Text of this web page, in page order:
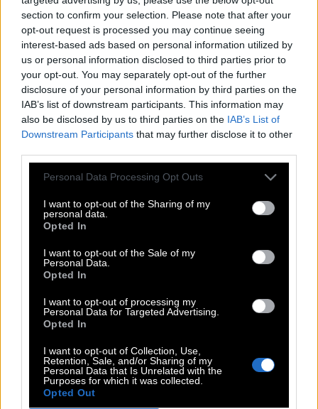
section to confirm your selection. Please note that after your
opt-out request is processed you may continue seeing
interest-based ads based on personal information utilized by
us or personal information disclosed to third parties prior to
your opt-out. You may separately opt-out of the further
disclosure of your personal information by third parties on the
IAB’s list of downstream participants. This information may
also be disclosed by us to third parties on the IAB’s List of
Downstream Participants that may further disclose it to other
Personal Data Processing Opt Outs
I want to opt-out of the Sharing of my
personal data.
Opted In
I want to opt-out of the Sale of my
Personal Data.
Opted In
I want to opt-out of processing my
Personal Data for Targeted Advertising.
Opted In
I want to opt-out of Collection, Use,
Retention, Sale, and/or Sharing of my
Personal Data that Is Unrelated with the
Purposes for which it was collected.
Opted Out
Mini November 30 2022
kreuzworträtsel
A L F
A
A
L I A
S
U
T A N
S
A
R E A
T A N
S
Die höchsten Spielkarten, z. B. beim Poker
S S
E
Kurzform einer ital. Automarke, __ Romeo
__ 51, bekanntes Sperrgebiet des US-Militärs
R E
A